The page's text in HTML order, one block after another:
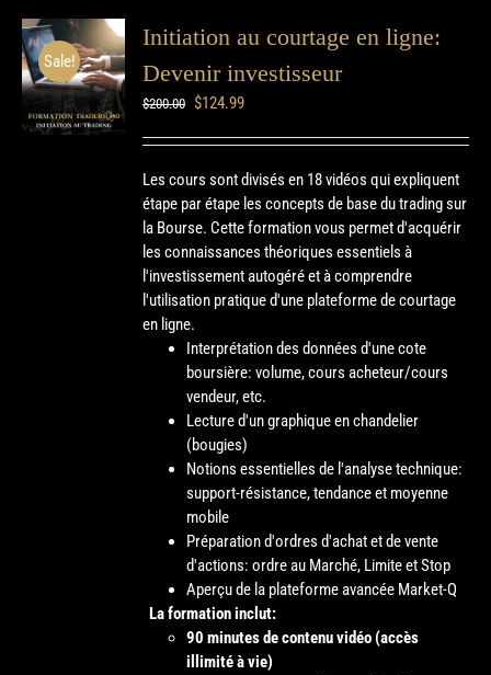
Sale!
Initiation au courtage en ligne:
Devenir investisseur
$200.00 $124.99
Les cours sont divisés en 18 vidéos qui expliquent
étape par étape les concepts de base du trading sur
la Bourse. Cette formation vous permet d'acquérir
les connaissances théoriques essentiels à
l'investissement autogéré et à comprendre
l'utilisation pratique d'une plateforme de courtage
en ligne.
Interprétation des données d'une cote
boursière: volume, cours acheteur/cours
vendeur, etc.
Lecture d'un graphique en chandelier
(bougies)
Notions essentielles de l'analyse technique:
support-résistance, tendance et moyenne
mobile
Préparation d'ordres d'achat et de vente
d'actions: ordre au Marché, Limite et Stop
Aperçu de la plateforme avancée Market-Q
La formation inclut:
90 minutes de contenu vidéo (accès
illimité à vie)